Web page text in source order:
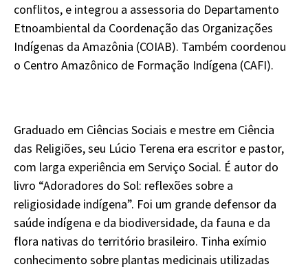
conflitos, e integrou a assessoria do Departamento
Etnoambiental da Coordenação das Organizações
Indígenas da Amazônia (COIAB). Também coordenou
o Centro Amazônico de Formação Indígena (CAFI).
Graduado em Ciências Sociais e mestre em Ciência
das Religiões, seu Lúcio Terena era escritor e pastor,
com larga experiência em Serviço Social. É autor do
livro “Adoradores do Sol: reflexões sobre a
religiosidade indígena”. Foi um grande defensor da
saúde indígena e da biodiversidade, da fauna e da
flora nativas do território brasileiro. Tinha exímio
conhecimento sobre plantas medicinais utilizadas